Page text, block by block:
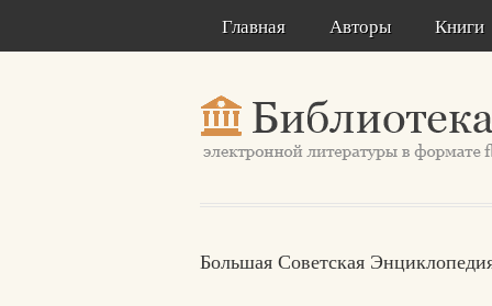
Главная Авторы Книги
Большая Советская